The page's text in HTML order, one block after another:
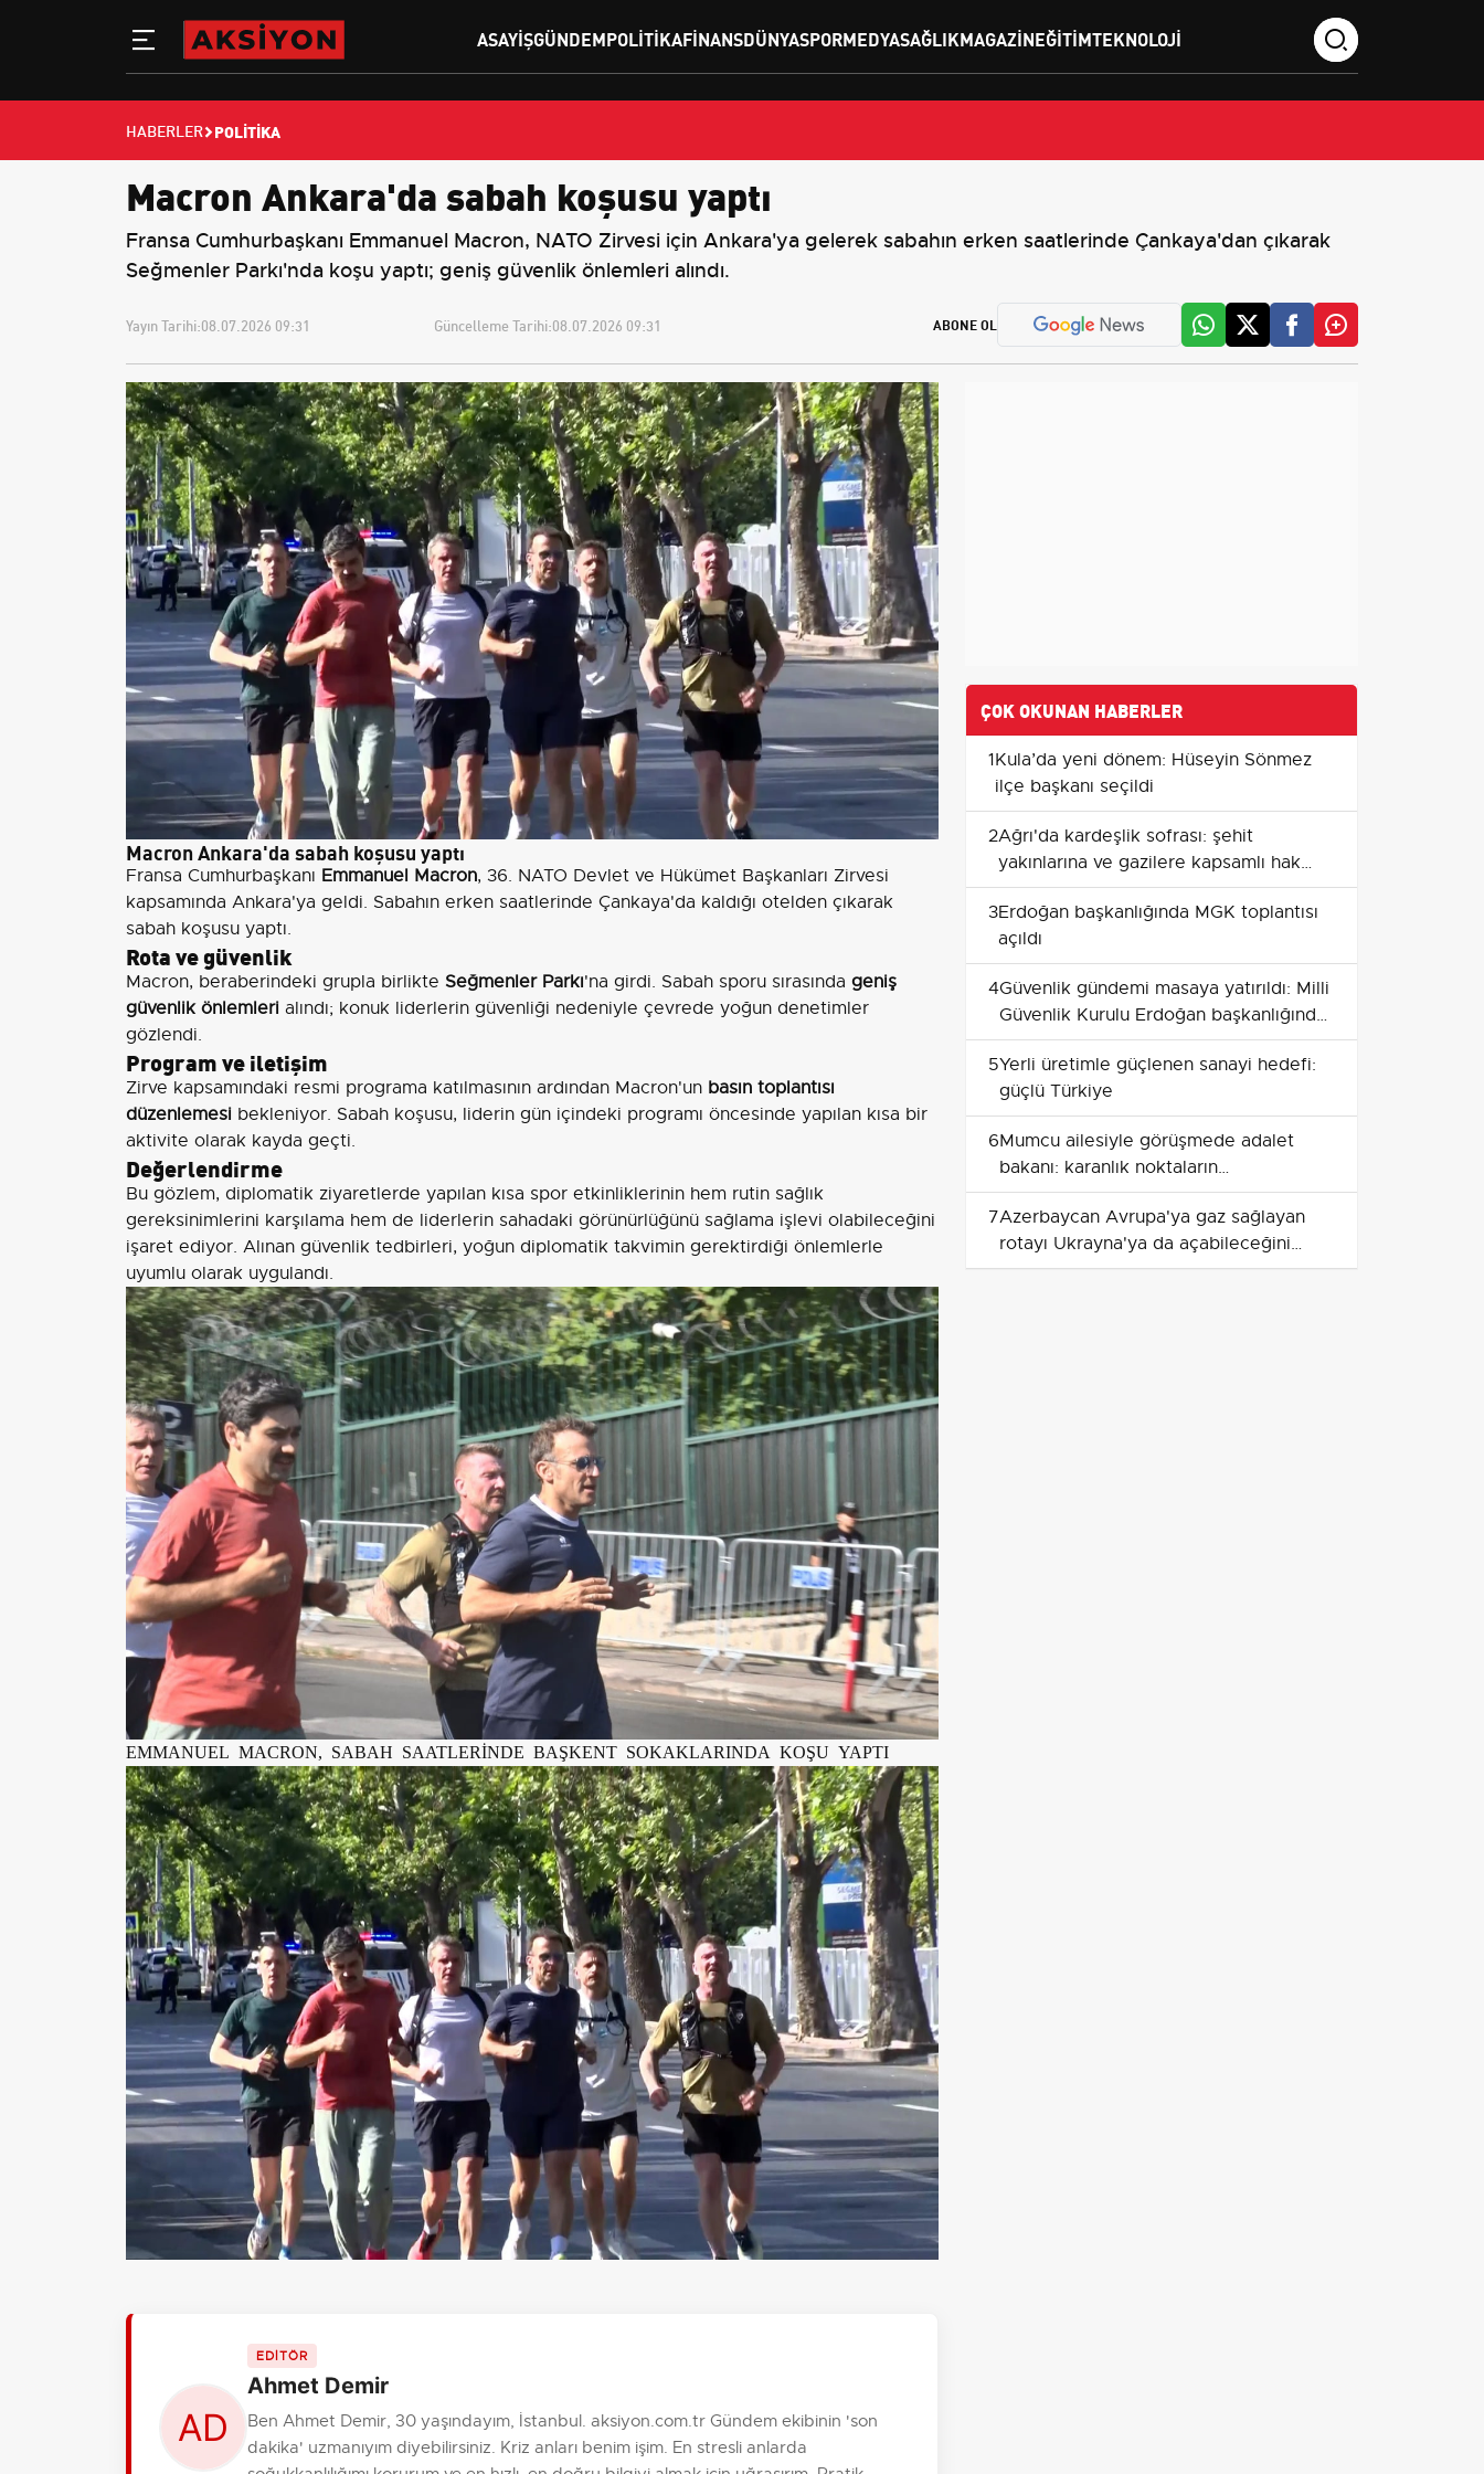
ASAYIŞGÜNDEMPOLITIKAFINANSDÜNYASPORMEDYASAĞLIKMAGAZINEĞITIMTEKNOLOJI
HABERLER POLITIKA
Macron Ankara'da sabah koşusu yaptı
Fransa Cumhurbaşkanı Emmanuel Macron, NATO Zirvesi için Ankara'ya gelerek sabahın erken saatlerinde Çankaya'dan çıkarak
Seğmenler Parkı'nda koşu yaptı; geniş güvenlik önlemleri alındı.
Yayın Tarihi:08.07.2026 09:31 Güncelleme Tarihi:08.07.2026 09:31 ABONE OL
Macron Ankara'da sabah koşusu yaptı
Fransa Cumhurbaşkanı Emmanuel Macron, 36. NATO Devlet ve Hükümet Başkanları Zirvesi
kapsamında Ankara'ya geldi. Sabahın erken saatlerinde Çankaya'da kaldığı otelden çıkarak
sabah koşusu yaptı.
Rota ve güvenlik
Macron, beraberindeki grupla birlikte Seğmenler Parkı'na girdi. Sabah sporu sırasında geniş
güvenlik önlemleri alındı; konuk liderlerin güvenliği nedeniyle çevrede yoğun denetimler
gözlendi.
Program ve iletişim
Zirve kapsamındaki resmi programa katılmasının ardından Macron'un basın toplantısı
düzenlemesi bekleniyor. Sabah koşusu, liderin gün içindeki programı öncesinde yapılan kısa bir
aktivite olarak kayda geçti.
Değerlendirme
Bu gözlem, diplomatik ziyaretlerde yapılan kısa spor etkinliklerinin hem rutin sağlık
gereksinimlerini karşılama hem de liderlerin sahadaki görünürlüğünü sağlama işlevi olabileceğini
işaret ediyor. Alınan güvenlik tedbirleri, yoğun diplomatik takvimin gerektirdiği önlemlerle
uyumlu olarak uygulandı.
EMMANUEL MACRON, SABAH SAATLERİNDE BAŞKENT SOKAKLARINDA KOŞU YAPTI
EDİTÖR
Ahmet Demir
Ben Ahmet Demir, 30 yaşındayım, İstanbul. aksiyon.com.tr Gündem ekibinin 'son
dakika' uzmanıyım diyebilirsiniz. Kriz anları benim işim. En stresli anlarda
ÇOK OKUNAN HABERLER
1Kula’da yeni dönem: Hüseyin Sönmez
ilçe başkanı seçildi
2Ağrı'da kardeşlik sofrası: şehit
yakınlarına ve gazilere kapsamlı hak
düzenlemesi
3Erdoğan başkanlığında MGK toplantısı
açıldı
4Güvenlik gündemi masaya yatırıldı: Milli
Güvenlik Kurulu Erdoğan başkanlığında
toplandı
5Yerli üretimle güçlenen sanayi hedefi:
güçlü Türkiye
6Mumcu ailesiyle görüşmede adalet
bakanı: karanlık noktaların
aydınlatılacağı sözü
7Azerbaycan Avrupa'ya gaz sağlayan
rotayı Ukrayna'ya da açabileceğini
söyledi